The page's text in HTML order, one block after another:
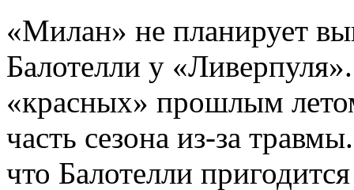
«Милан» не планирует
Балотелли у
«красных» прошлым
часть сезона из-за
что Балотелли